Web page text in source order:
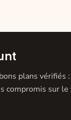
plans vérifiés
compromis sur le